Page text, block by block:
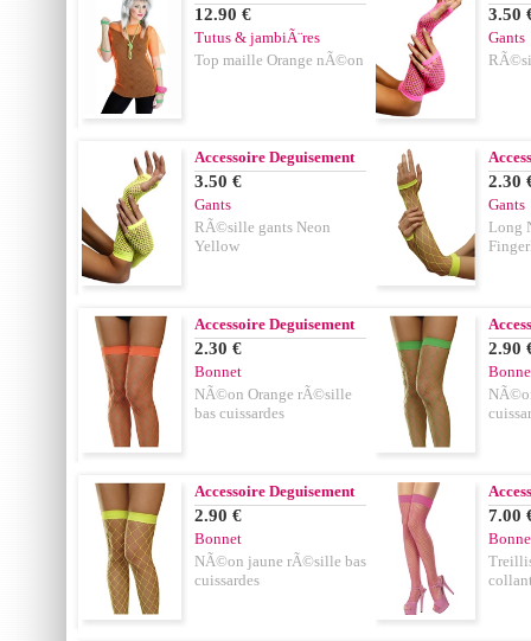
12.90 €
Tutus & jambiÃ¨res
Top maille Orange nÃ©on
3.50
Gants
Accessoire Deguisement
3.50 €
Gants
RÃ©sille gants Neon
Yellow
2.30
Gants
Long
Accessoire Deguisement
2.30 €
Bonnet
NÃ©on Orange rÃ©sille
bas cuissardes
2.90
Accessoire Deguisement
2.90 €
Bonnet
NÃ©on jaune rÃ©sille bas
cuissardes
7.00